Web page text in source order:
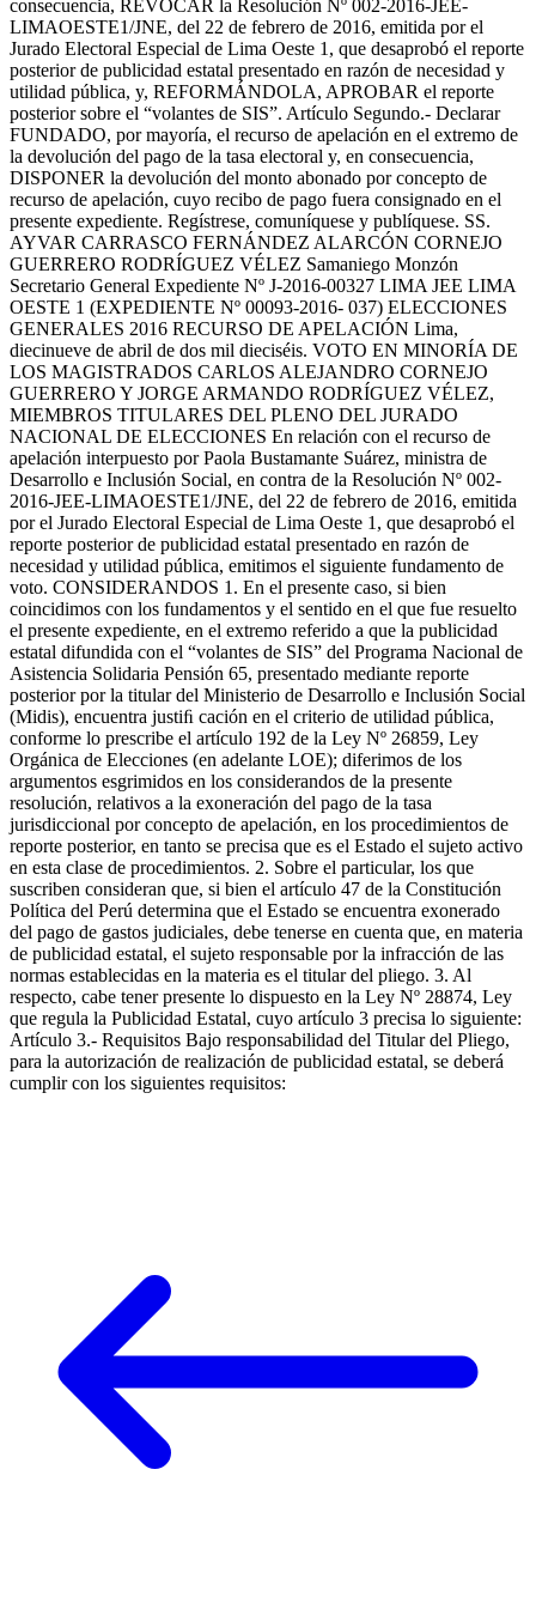
consecuencia, REVOCAR la Resolución Nº 002-2016-JEE-
LIMAOESTE1/JNE, del 22 de febrero de 2016, emitida por el
Jurado Electoral Especial de Lima Oeste 1, que desaprobó el reporte
posterior de publicidad estatal presentado en razón de necesidad y
utilidad pública, y, REFORMÁNDOLA, APROBAR el reporte
posterior sobre el “volantes de SIS”. Artículo Segundo.- Declarar
FUNDADO, por mayoría, el recurso de apelación en el extremo de
la devolución del pago de la tasa electoral y, en consecuencia,
DISPONER la devolución del monto abonado por concepto de
recurso de apelación, cuyo recibo de pago fuera consignado en el
presente expediente. Regístrese, comuníquese y publíquese. SS.
AYVAR CARRASCO FERNÁNDEZ ALARCÓN CORNEJO
GUERRERO RODRÍGUEZ VÉLEZ Samaniego Monzón
Secretario General Expediente Nº J-2016-00327 LIMA JEE LIMA
OESTE 1 (EXPEDIENTE Nº 00093-2016- 037) ELECCIONES
GENERALES 2016 RECURSO DE APELACIÓN Lima,
diecinueve de abril de dos mil dieciséis. VOTO EN MINORÍA DE
LOS MAGISTRADOS CARLOS ALEJANDRO CORNEJO
GUERRERO Y JORGE ARMANDO RODRÍGUEZ VÉLEZ,
MIEMBROS TITULARES DEL PLENO DEL JURADO
NACIONAL DE ELECCIONES En relación con el recurso de
apelación interpuesto por Paola Bustamante Suárez, ministra de
Desarrollo e Inclusión Social, en contra de la Resolución Nº 002-
2016-JEE-LIMAOESTE1/JNE, del 22 de febrero de 2016, emitida
por el Jurado Electoral Especial de Lima Oeste 1, que desaprobó el
reporte posterior de publicidad estatal presentado en razón de
necesidad y utilidad pública, emitimos el siguiente fundamento de
voto. CONSIDERANDOS 1. En el presente caso, si bien
coincidimos con los fundamentos y el sentido en el que fue resuelto
el presente expediente, en el extremo referido a que la publicidad
estatal difundida con el “volantes de SIS” del Programa Nacional de
Asistencia Solidaria Pensión 65, presentado mediante reporte
posterior por la titular del Ministerio de Desarrollo e Inclusión Social
(Midis), encuentra justiﬁ cación en el criterio de utilidad pública,
conforme lo prescribe el artículo 192 de la Ley Nº 26859, Ley
Orgánica de Elecciones (en adelante LOE); diferimos de los
argumentos esgrimidos en los considerandos de la presente
resolución, relativos a la exoneración del pago de la tasa
jurisdiccional por concepto de apelación, en los procedimientos de
reporte posterior, en tanto se precisa que es el Estado el sujeto activo
en esta clase de procedimientos. 2. Sobre el particular, los que
suscriben consideran que, si bien el artículo 47 de la Constitución
Política del Perú determina que el Estado se encuentra exonerado
del pago de gastos judiciales, debe tenerse en cuenta que, en materia
de publicidad estatal, el sujeto responsable por la infracción de las
normas establecidas en la materia es el titular del pliego. 3. Al
respecto, cabe tener presente lo dispuesto en la Ley Nº 28874, Ley
que regula la Publicidad Estatal, cuyo artículo 3 precisa lo siguiente:
Artículo 3.- Requisitos Bajo responsabilidad del Titular del Pliego,
para la autorización de realización de publicidad estatal, se deberá
cumplir con los siguientes requisitos: